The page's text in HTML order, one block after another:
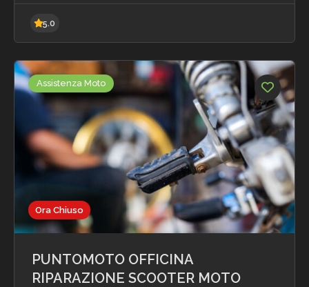
5.0
Ora Chiuso
Assistenza Moto
PUNTOMOTO OFFICINA
RIPARAZIONE SCOOTER MOTO